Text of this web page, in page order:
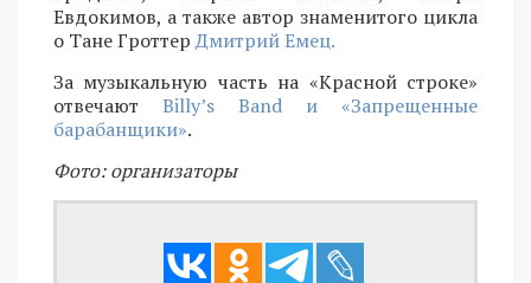
Евдокимов, а также автор знаменитого цикла
о Тане ГроттерДмитрий Емец.
За музыкальную часть на «Красной строке»
отвечают Billy’s Band и «Запрещенные
барабанщики».
Фото: организаторы